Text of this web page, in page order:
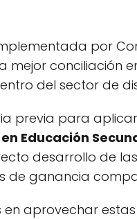
por
mejor conciliación
del sector de
previa para
Educación
desarrollo de
de ganancia
en aprovechar